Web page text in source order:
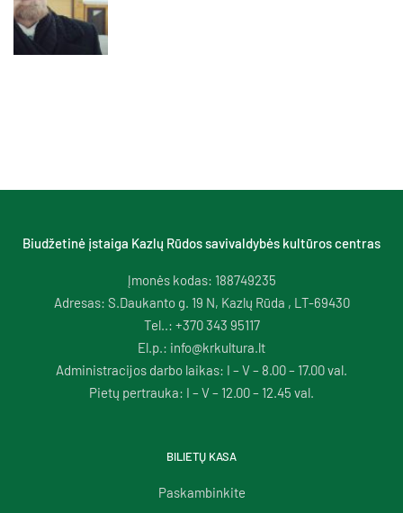
Biudžetinė įstaiga Kazlų Rūdos savivaldybės kultūros centras
Įmonės kodas: 188749235
Adresas: S.Daukanto g. 19 N, Kazlų Rūda , LT-69430
Tel..: +370 343 95117
El.p.: info@krkultura.lt
Administracijos darbo laikas: I – V – 8.00 – 17.00 val.
Pietų pertrauka: I – V – 12.00 – 12.45 val.
BILIETŲ KASA
Paskambinkite